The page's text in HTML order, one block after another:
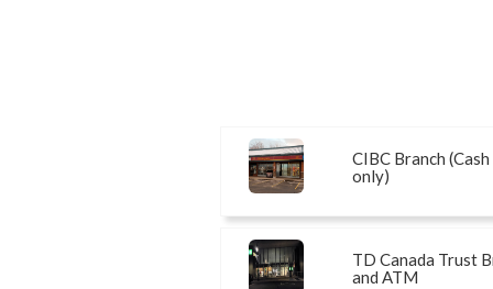
CIBC Branch
only)
TD Canada Trust
and ATM